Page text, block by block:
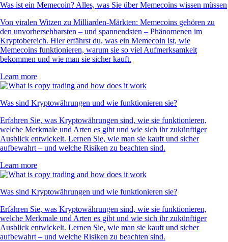
Was ist ein Memecoin? Alles, was Sie über Memecoins wissen müssen
Von viralen Witzen zu Milliarden-Märkten: Memecoins gehören zu
den unvorhersehbarsten – und spannendsten – Phänomenen im
Kryptobereich. Hier erfährst du, was ein Memecoin ist, wie
Memecoins funktionieren, warum sie so viel Aufmerksamkeit
bekommen und wie man sie sicher kauft.
Learn more
Was sind Kryptowährungen und wie funktionieren sie?
Erfahren Sie, was Kryptowährungen sind, wie sie funktionieren,
welche Merkmale und Arten es gibt und wie sich ihr zukünftiger
Ausblick entwickelt. Lernen Sie, wie man sie kauft und sicher
aufbewahrt – und welche Risiken zu beachten sind.
Learn more
Was sind Kryptowährungen und wie funktionieren sie?
Erfahren Sie, was Kryptowährungen sind, wie sie funktionieren,
welche Merkmale und Arten es gibt und wie sich ihr zukünftiger
Ausblick entwickelt. Lernen Sie, wie man sie kauft und sicher
aufbewahrt – und welche Risiken zu beachten sind.